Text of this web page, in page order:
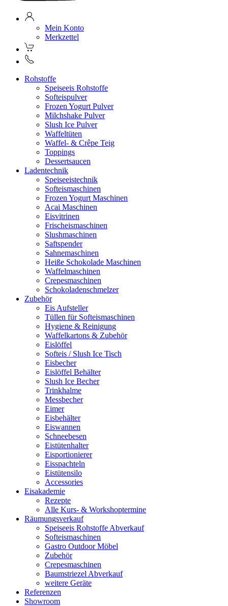
Mein Konto
Merkzettel
Rohstoffe
Speiseeis Rohstoffe
Softeispulver
Frozen Yogurt Pulver
Milchshake Pulver
Slush Ice Pulver
Waffeltüten
Waffel- & Crêpe Teig
Toppings
Dessertsaucen
Ladentechnik
Speiseeistechnik
Softeismaschinen
Frozen Yogurt Maschinen
Acai Maschinen
Eisvitrinen
Frischeismaschinen
Slushmaschinen
Saftspender
Sahnemaschinen
Heiße Schokolade Maschinen
Waffelmaschinen
Crepesmaschinen
Schokoladenschmelzer
Zubehör
Eis Aufsteller
Tüllen für Softeismaschinen
Hygiene & Reinigung
Waffelkartons & Zubehör
Eislöffel
Softeis / Slush Ice Tisch
Eisbecher
Eislöffel Behälter
Slush Ice Becher
Trinkhalme
Messbecher
Eimer
Eisbehälter
Eiswannen
Schneebesen
Eistütenhalter
Eisportionierer
Eisspachteln
Eistütensilo
Accessories
Eisakademie
Rezepte
Alle Kurs- & Workshoptermine
Räumungsverkauf
Speiseeis Rohstoffe Abverkauf
Softeismaschinen
Gastro Outdoor Möbel
Zubehör
Crepesmaschinen
Baumstriezel Abverkauf
weitere Geräte
Referenzen
Showroom